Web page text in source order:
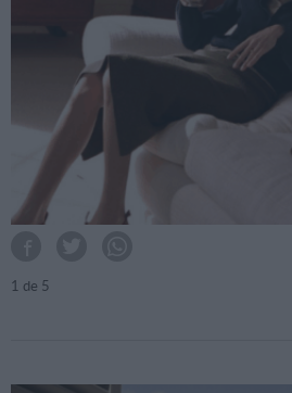
1 de 5